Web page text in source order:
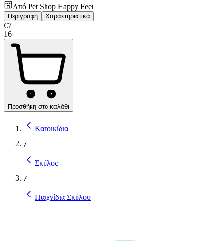
Από Pet Shop Happy Feet
Περιγραφή Χαρακτηριστικά
€7
16
Προσθήκη στο καλάθι
Κατοικίδια
/
Σκύλος
/
Παιχνίδια Σκύλου